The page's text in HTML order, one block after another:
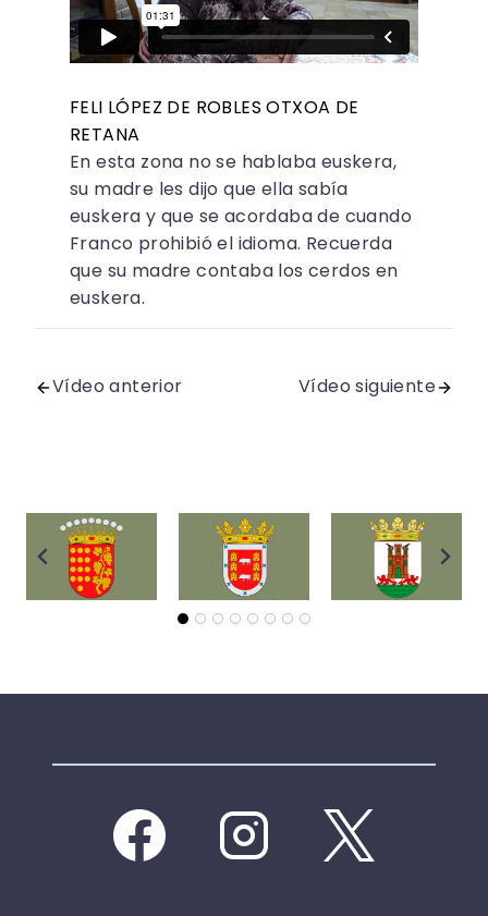
FELI LÓPEZ DE ROBLES OTXOA DE
RETANA
En esta zona no se hablaba euskera,
su madre les dijo que ella sabía
euskera y que se acordaba de cuando
Franco prohibió el idioma. Recuerda
que su madre contaba los cerdos en
euskera.
Vídeo anterior Vídeo siguiente